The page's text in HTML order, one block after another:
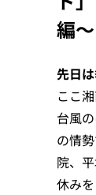
編～
先日
ここ
台風
の情
院、
休み